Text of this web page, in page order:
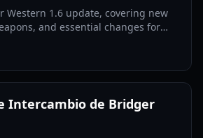
Western 1.6 update, covering new
and essential changes for
Intercambio de Bridger